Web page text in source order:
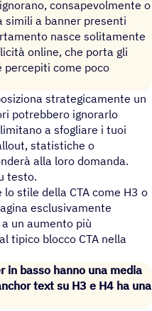
consapevolmente o
simili a banner presenti
nasce solitamente
online, che porta gli
percepiti come poco
strategicamente un
potrebbero ignorarlo
a sfogliare i tuoi
statistiche o
alla loro domanda.
testo.
stile della CTA come H3 o
esclusivamente
un aumento più
tipico blocco CTA nella
in basso hanno una media
text su H3 e H4 ha una